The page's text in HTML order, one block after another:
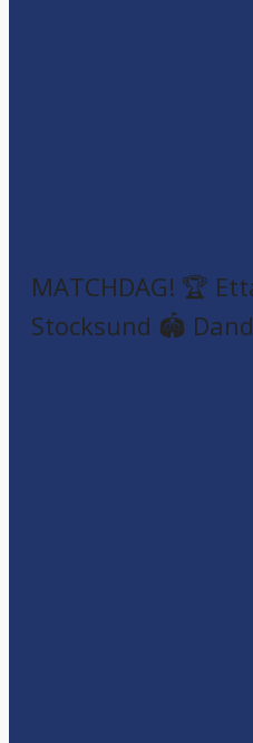
MATCHDAG! 🏆
Stocksund 🏟️ Dand